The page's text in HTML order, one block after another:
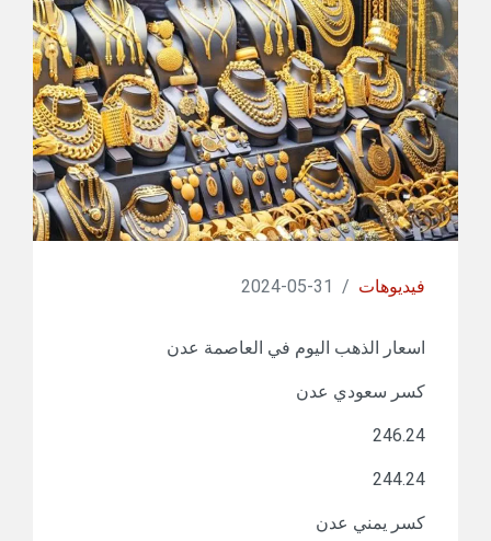
فيديوهات /
31-05-2024
اسعار الذهب اليوم في العاصمة عدن
كسر سعودي عدن
246.24
244.24
كسر يمني عدن